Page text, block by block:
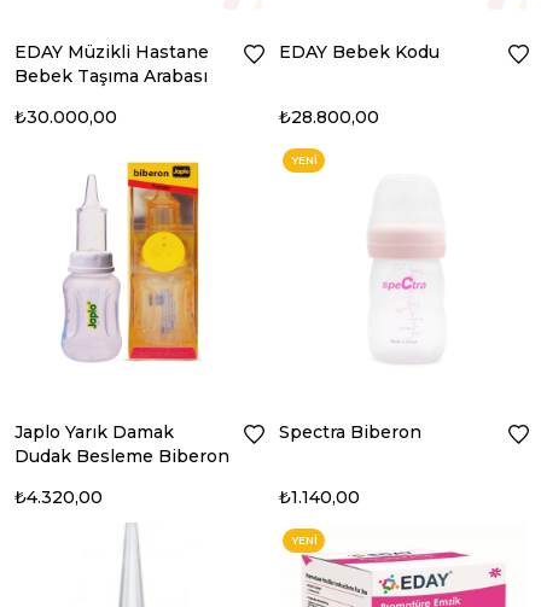
EDAY Müzikli Hastane
Bebek Taşıma Arabası
₺30.000,00
EDAY Bebek Kodu
₺28.800,00
Japlo Yarık Damak
Dudak Besleme Biberon
₺4.320,00
Spectra Biberon
₺1.140,00
YENI
YENI
ÜRÜN